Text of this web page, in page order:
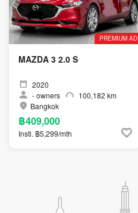
PREMIUM AD
MAZDA 3 2.0 S
2020
-owners
100,182 km
Bangkok
฿409,000
Instl. ฿5,299/mth